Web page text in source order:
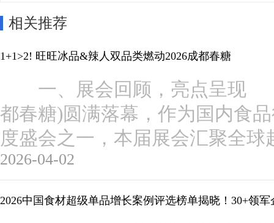
相关推荐
1+1>2! 旺旺冰品&辣人双品类燃动2026成都春糖
一、展会回顾，亮点呈现
都春糖)圆满落幕，作为国内食
度盛会之一，本届展会汇聚全球
2026-04-02
2026中国食材超级单品增长案例评选榜单揭晓！30+领